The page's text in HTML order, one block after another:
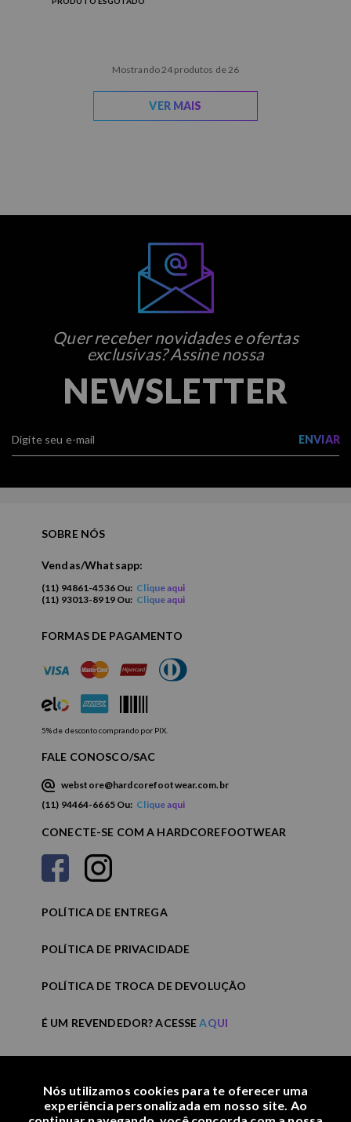
Mostrando 24 produtos de 26
VER MAIS
Quer receber novidades e ofertas
exclusivas? Assine nossa
NEWSLETTER
ENVIAR
SOBRE NÓS
Vendas/Whatsapp:
(11) 94861-4536 Ou: Clique aqui
(11) 93013-8919 Ou: Clique aqui
FORMAS DE PAGAMENTO
5% de desconto comprando por PIX.
FALE CONOSCO/SAC
webstore@hardcorefootwear.com.br
(11) 94464-6665 Ou: Clique aqui
CONECTE-SE COM A HARDCOREFOOTWEAR
POLÍTICA DE ENTREGA
POLÍTICA DE PRIVACIDADE
POLÍTICA DE TROCA DE DEVOLUÇÃO
É UM REVENDEDOR? ACESSEAQUI
Nós utilizamos cookies para te oferecer uma
experiência personalizada em nosso site. Ao